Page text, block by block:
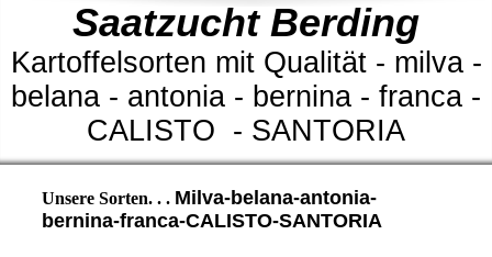
Saatzucht Berding
Kartoffelsorten mit Qualität - milva -
belana - antonia - bernina - franca -
CALISTO - SANTORIA
Unsere Sorten. . . Milva-belana-antonia-
bernina-franca-CALISTO-SANTORIA